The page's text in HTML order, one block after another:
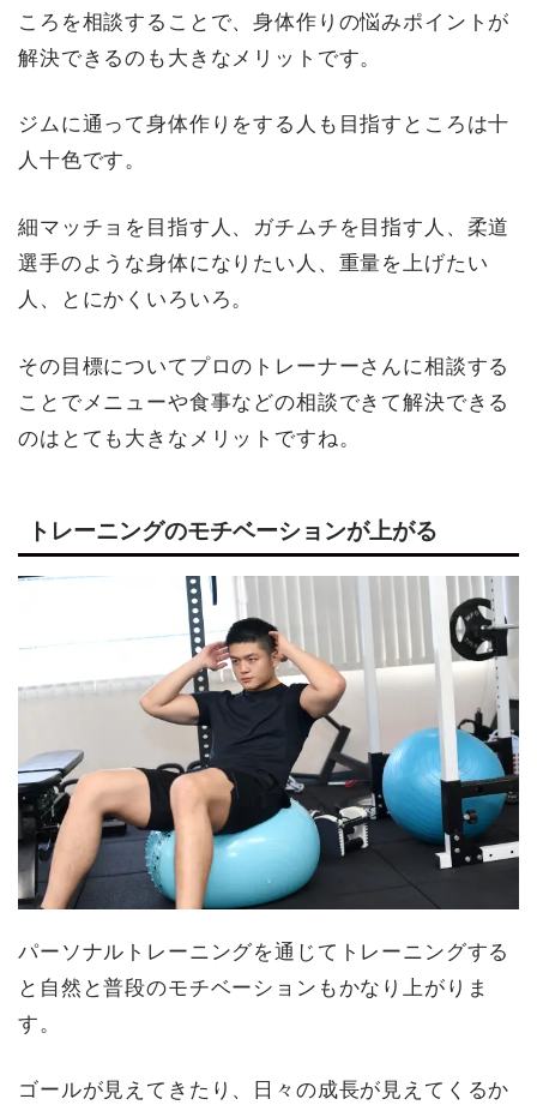
ころを相談することで、身体作りの悩みポイントが
解決できるのも大きなメリットです。
ジムに通って身体作りをする人も目指すところは十
人十色です。
細マッチョを目指す人、ガチムチを目指す人、柔道
選手のような身体になりたい人、重量を上げたい
人、とにかくいろいろ。
その目標についてプロのトレーナーさんに相談する
ことでメニューや食事などの相談できて解決できる
のはとても大きなメリットですね。
トレーニングのモチベーションが上がる
パーソナルトレーニングを通じてトレーニングする
と自然と普段のモチベーションもかなり上がりま
す。
ゴールが見えてきたり、日々の成長が見えてくるか